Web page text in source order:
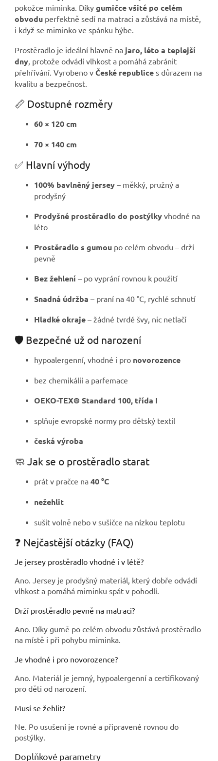
pokožce miminka. Díky gumičce všité po celém
obvodu perfektně sedí na matraci a zůstává na místě,
i když se miminko ve spánku hýbe.
Prostěradlo je ideální hlavně na jaro, léto a teplejší
dny , protože odvádí vlhkost a pomáhá zabránit
přehřívání. Vyrobeno v České republice s důrazem na
kvalitu a bezpečnost.
📏 Dostupné rozměry
60 × 120 cm
70 × 140 cm
✅ Hlavní výhody
100% bavlněný jersey – měkký, pružný a
prodyšný
Prodyšné prostěradlo do postýlky vhodné na
léto
Prostěradlo s gumou po celém obvodu – drží
pevně
Bez žehlení – po vyprání rovnou k použití
Snadná údržba – praní na 40 °C, rychlé schnutí
Hladké okraje – žádné tvrdé švy, nic netlačí
🛡️ Bezpečné už od narození
hypoalergenní, vhodné i pro novorozence
bez chemikálií a parfemace
OEKO-TEX® Standard 100, třída I
splňuje evropské normy pro dětský textil
česká výroba
🧼 Jak se o prostěradlo starat
prát v pračce na 40 °C
nežehlit
sušit volně nebo v sušičce na nízkou teplotu
❓ Nejčastější otázky (FAQ)
Je jersey prostěradlo vhodné i v létě?
Ano. Jersey je prodyšný materiál, který dobře odvádí
vlhkost a pomáhá miminku spát v pohodlí.
Drží prostěradlo pevně na matraci?
Ano. Díky gumě po celém obvodu zůstává prostěradlo
na místě i při pohybu miminka.
Je vhodné i pro novorozence?
Ano. Materiál je jemný, hypoalergenní a certifikovaný
pro děti od narození.
Musí se žehlit?
Ne. Po usušení je rovné a připravené rovnou do
postýlky.
Doplňkové parametry